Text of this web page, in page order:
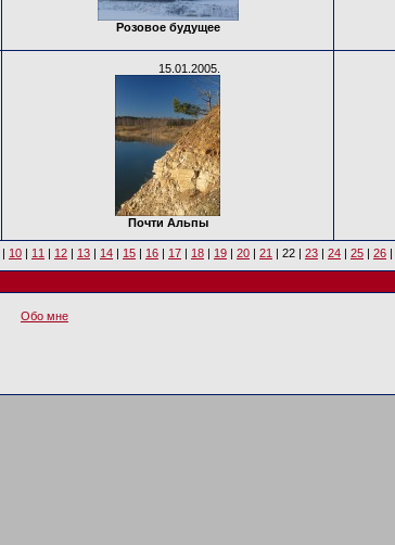
Розовое будущее
15.01.2005.
Почти Альпы
| 10 | 11 | 12 | 13 | 14 | 15 | 16 | 17 | 18 | 19 | 20 | 21 | 22 | 23 | 24 | 25 | 26 |
Обо мне